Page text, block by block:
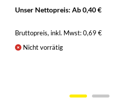
Unser Nettopreis: Ab0,40€
Bruttopreis, inkl. Mwst: 0,69 €
Nicht vorrätig